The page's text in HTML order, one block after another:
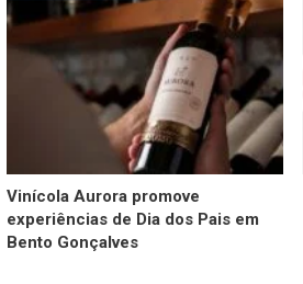
Vinícola Aurora promove
experiências de Dia dos Pais em
Bento Gonçalves